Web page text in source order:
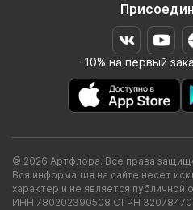
-10% на первый
© 2026 Артфлора. Все права
Вся информация на сайте несет
характер и не является
ИНН 780202390508 ОГРН